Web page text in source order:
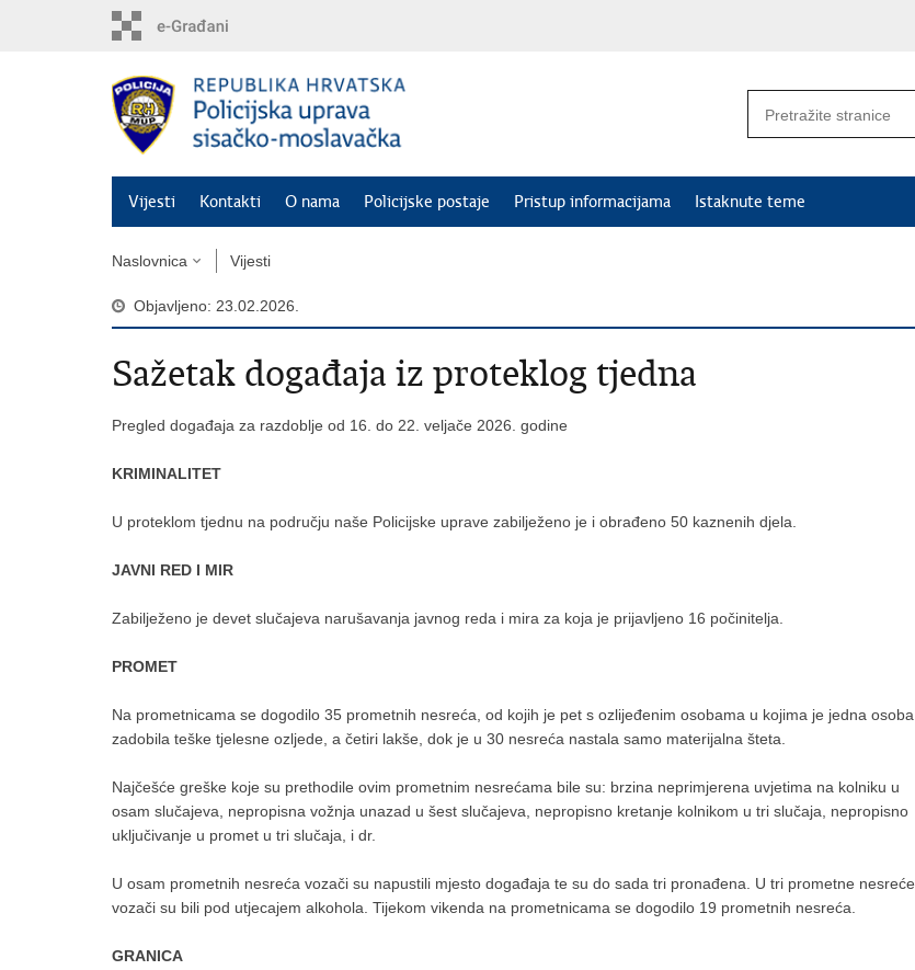
Vijesti Kontakti O nama Policijske postaje Pristup informacijama Istaknute teme
Naslovnica Vijesti
Objavljeno: 23.02.2026.
​Sažetak događaja iz proteklog tjedna
Pregled događaja za razdoblje od 16. do 22. veljače 2026. godine
KRIMINALITET
U proteklom tjednu na području naše Policijske uprave zabilježeno je i obrađeno 50 kaznenih djela.
JAVNI RED I MIR
Zabilježeno je devet slučajeva narušavanja javnog reda i mira za koja je prijavljeno 16 počinitelja.
PROMET
Na prometnicama se dogodilo 35 prometnih nesreća, od kojih je pet s ozlijeđenim osobama u kojima je jedna osoba
zadobila teške tjelesne ozljede, a četiri lakše, dok je u 30 nesreća nastala samo materijalna šteta.
Najčešće greške koje su prethodile ovim prometnim nesrećama bile su: brzina neprimjerena uvjetima na kolniku u
osam slučajeva, nepropisna vožnja unazad u šest slučajeva, nepropisno kretanje kolnikom u tri slučaja, nepropisno
uključivanje u promet u tri slučaja, i dr.
U osam prometnih nesreća vozači su napustili mjesto događaja te su do sada tri pronađena. U tri prometne nesreće
vozači su bili pod utjecajem alkohola. Tijekom vikenda na prometnicama se dogodilo 19 prometnih nesreća.
GRANICA